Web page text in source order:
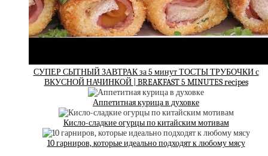
СУПЕР СЫТНЫЙ ЗАВТРАК за 5 минут ТОСТЫ ТРУБОЧКИ с
ВКУСНОЙ НАЧИНКОЙ | BREAKFAST 5 MINUTES recipes
Аппетитная курица в духовке
Кисло-сладкие огурцы по китайским мотивам
10 гарниров, которые идеально подходят к любому мясу